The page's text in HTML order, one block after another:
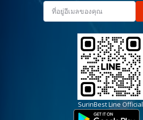
SurinBest Line Official